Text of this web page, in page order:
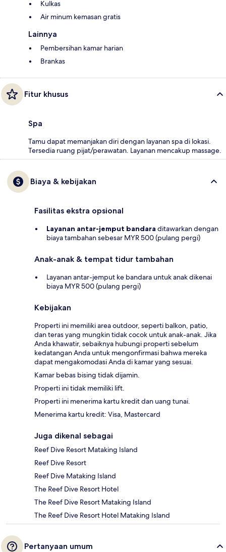
Kulkas
Air minum kemasan gratis
Lainnya
Pembersihan kamar harian
Brankas
Fitur khusus
Spa
Tamu dapat memanjakan diri dengan layanan spa di lokasi.
Tersedia ruang pijat/perawatan. Layanan mencakup massage.
Biaya & kebijakan
Fasilitas ekstra opsional
Layanan antar-jemput bandara ditawarkan dengan
biaya tambahan sebesar MYR 500 (pulang pergi)
Anak-anak & tempat tidur tambahan
Layanan antar-jemput ke bandara untuk anak dikenai
biaya MYR 500 (pulang pergi)
Kebijakan
Properti ini memiliki area outdoor, seperti balkon, patio,
dan teras yang mungkin tidak cocok untuk anak-anak. Jika
Anda khawatir, sebaiknya hubungi properti sebelum
kedatangan Anda untuk mengonfirmasi bahwa mereka
dapat mengakomodasi Anda di kamar yang sesuai.
Kamar bebas bising tidak dijamin.
Properti ini tidak memiliki lift.
Properti ini menerima kartu kredit dan uang tunai.
Menerima kartu kredit: Visa, Mastercard
Juga dikenal sebagai
Reef Dive Resort Mataking Island
Reef Dive Resort
Reef Dive Mataking Island
The Reef Dive Resort Hotel
The Reef Dive Resort Mataking Island
The Reef Dive Resort Hotel Mataking Island
Pertanyaan umum